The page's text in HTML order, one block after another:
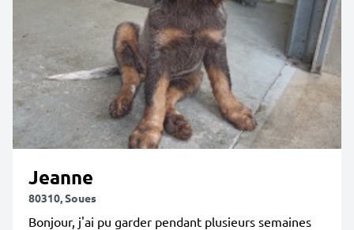
Jeanne
80310, Soues
Bonjour, j'ai pu garder pendant plusieurs semaines